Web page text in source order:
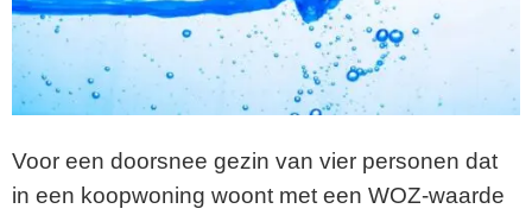
Voor een doorsnee gezin van vier personen dat
in een koopwoning woont met een WOZ-waarde